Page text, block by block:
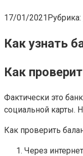
17/01/2021Рубрика:
Как узнать
Как
Фактически это
социальной карты.
Как проверить
Через